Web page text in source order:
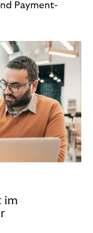
Payment-
im